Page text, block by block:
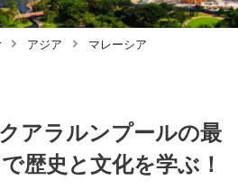
アジア マレーシア
クアラルンプールの最
歴史と文化を学ぶ！